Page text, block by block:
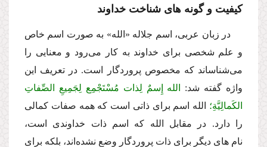
كیفیت و گونه هاى شناخت خداوند
در زبان عربى، اسم جلاله «الله» به صورت اسم خاص
و علم شخصى براى خداوند به كار مى‌رود و معنایى را
مى‌شناساند كه مخصوص پروردگار است. در تعریف این
واژه گفته شد:
الله إِسمٌ لِذات مُسْتَجْمِع لِجَمِیعِ الصِّفاتِ
الكَمالِیَّةِ؛
الله اسم براى ذاتى است كه همه صفات كمالى
را دارد. در مقابل الله كه اسم ذات خداوندى است،
نام هاى دیگر براى ذات پروردگار وضع نشده‌اند، بلكه براى